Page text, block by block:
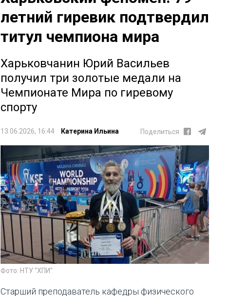
летний гиревик подтвердил
титул чемпиона мира
Харьковчанин Юрий Васильев
получил три золотые медали на
Чемпионате Мира по гиревому
спорту
13.06.2026, 16:44 Катерина Ильина Поделиться
Фото: НТУ "ХПИ"
Старший преподаватель кафедры физического